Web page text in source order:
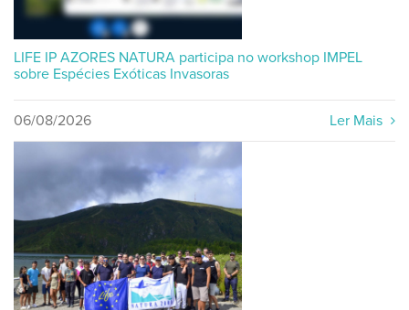
LIFE IP AZORES NATURA participa no workshop IMPEL
sobre Espécies Exóticas Invasoras
06/08/2026 Ler Mais